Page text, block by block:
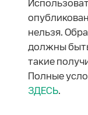
нельзя.
должны
такие
Полные
ЗДЕСЬ.